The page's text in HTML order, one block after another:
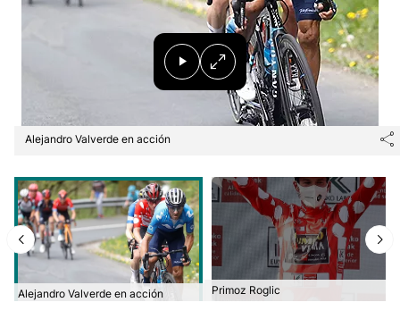
Herri-kirolak
Carreras de montaña
Más deportes
"Helmuga"
Alejandro Valverde en acción
Alejandro Valverde en acción Primoz Roglic